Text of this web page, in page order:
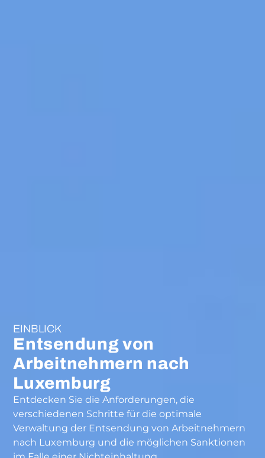
EINBLICK
Entsendung von
Arbeitnehmern nach
Luxemburg
Entdecken Sie die Anforderungen, die
verschiedenen Schritte für die optimale
Verwaltung der Entsendung von Arbeitnehmern
nach Luxemburg und die möglichen Sanktionen